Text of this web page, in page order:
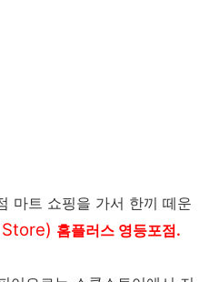
마트 쇼핑을 가서 한끼 떼운
홈플러스 영등포점.